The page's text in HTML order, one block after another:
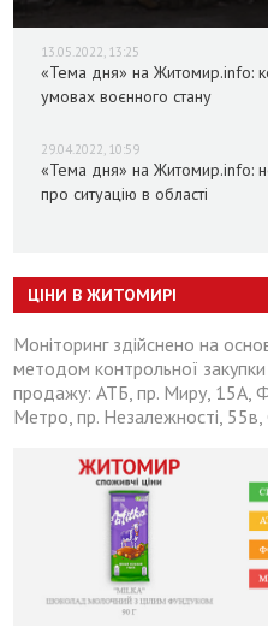
13.05.2022, 13:25
«Тема дня» на Житомир.info:
умовах воєнного стану
29.04.2022, 10:59
«Тема дня» на Житомир.info:
про ситуацію в області
ЦІНИ В ЖИТОМИРІ
Моніторинг здійснено на
методом контрольної
продажу: АТБ, пр. Миру, 15А,
Метро, пр. Незалежності, 55в,